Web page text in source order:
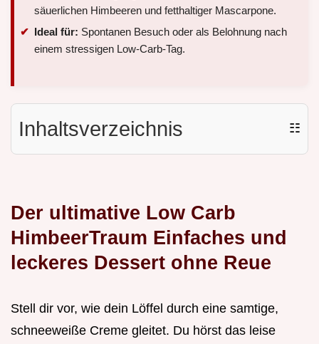
säuerlichen Himbeeren und fetthaltiger Mascarpone.
Ideal für: Spontanen Besuch oder als Belohnung nach
einem stressigen Low-Carb-Tag.
Inhaltsverzeichnis ☷
Der ultimative Low Carb
HimbeerTraum Einfaches und
leckeres Dessert ohne Reue
Stell dir vor, wie dein Löffel durch eine samtige,
schneeweiße Creme gleitet. Du hörst das leise